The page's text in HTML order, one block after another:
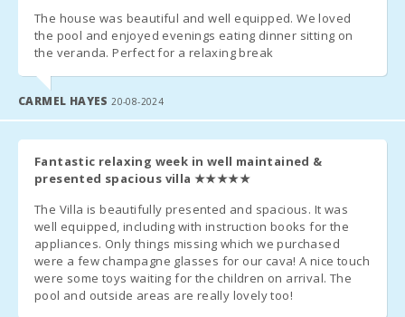
Пляж Кала
Мондраго (км):
Тропикана (км):
Пляж Порто-
Пляж Кала
Мурада (км):
Пляж S´Arenal
Порто Колом
(км):
Пляж Кала
Брафi (км):
ДОДАТКОВІ ПРИМІТКИ:
За кілька днів до вашого прибуття необхідно зв′язатися з
агентством нерухомості, щоб підтвердитичас вашого
приїздута організувати
Прибуттяпісля робочих годин
Ключі будуть залишені в кодованій коробці. Залишкову
суму необхідно сплатити наступного дня в агентстві.
б) Якщо коробка з кодом відсутня, необхідно домовитися з
агентством про
прибуття в неробочий час
The house was beautiful and well equipped. We loved
the pool and enjoyed evenings eating dinner sitting on
the veranda. Perfect for a relaxing break
CARMEL HAYES20-08-2024
Fantastic relaxing week in well maintained &
presented spacious villa ★★★★★
The Villa is beautifully presented and spacious. It was
well equipped, including with instruction books for the
appliances. Only things missing which we purchased
were a few champagne glasses for our cava! A nice touch
were some toys waiting for the children on arrival. The
pool and outside areas are really lovely too!